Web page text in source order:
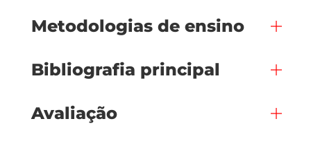
Metodologias de ensino
Bibliografia principal
Avaliação